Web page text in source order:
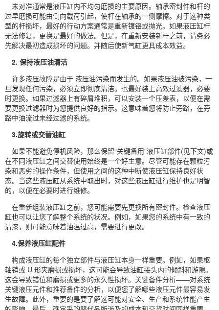
未对准通常是液压缸内不均匀磨损的主要原因。轴承密封件和杆的
过早磨损可能由侧向载荷引起，使杆在轴承的一侧摩擦。对于这种类
型的杆损坏，最好的行动方案通常是重新镀铬或抛光。如果液压缸杆
无法修复，更换是最好的做法。但是，在重新安装新杆之前，请务必
先解决最初造成损坏的问题。并随后使新气缸更具成本效益。
2. 保持液压油清洁
许多液压故障是由于 液压油污染而发生的。如果液压油被污染，一
旦发现任何污染，必须立即彻底清洁。也最好装上高效过滤器，必要
时更换。如果过滤器上有碎屑堆积，可以安装一个压差表，以便在需
要更换过滤器时为您提供良好的指示。这意味着您将防止旁路，在旁
路中油流过未经过滤的系统。
3.旋转或交替油缸
如果不能避免停机风险，那么保留“关键备用”液压缸部件(见下文)或
在不同液压缸之间交替使用始终是一个好主意。尽管可能存在颗粒污
染和恶劣的操作条件，但使用之间的这种中断使液压缸保持良好状
态。当这些液压缸从系统中取出时，对这些液压缸进行维护也是明智
的，以便在必要时进行维修。
在重新组装液压缸之前，您可能需要先更换所有密封件。检查液压
缸也可以让您了解整个系统的状况。例如，如果您的系统中有一致的
清漆，则可能意味着油温过高，需要进行更改。
4.保养液压缸配件
构成液压缸的每个独立部件与液压缸本身一样重要。例如，如果枢
轴销或 U 形夹磨损或损坏，这可能会导致油缸接头内的倾斜和游隙。
这会导致错位和磨损或更多的永久性损坏。关键备件分析——对系统
关键液压元件和推荐备件的分析，以便您了解哪些液压元件最容易发
生故障。此外，重要的是要了解这可能对安全、生产和系统性能产生